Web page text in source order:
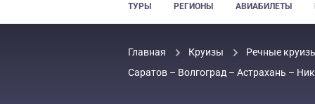
ТУРЫ РЕГИОНЫ АВИАБИЛЕТЫ
Главная Круизы
Речные
Саратов – Волгоград – Астрахань –